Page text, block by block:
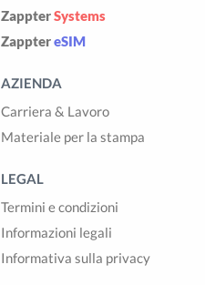
ZappterSystems
ZapptereSIM
AZIENDA
Carriera & Lavoro
Materiale per la stampa
LEGAL
Termini e condizioni
Informazioni legali
Informativa sulla privacy